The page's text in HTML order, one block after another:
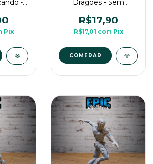
-
RPG
Pix
Dragões - Sem
Média Para RPG de
Mesa
R$17,90
R$17,01 com Pix
COMPRAR